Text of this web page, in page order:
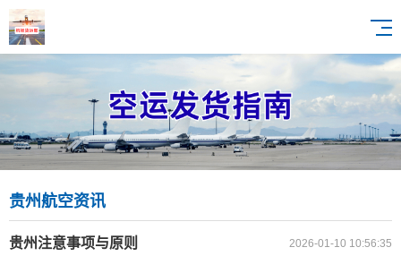
贵州航空资讯
2026-01-10 10:56:35
贵州注意事项与原则